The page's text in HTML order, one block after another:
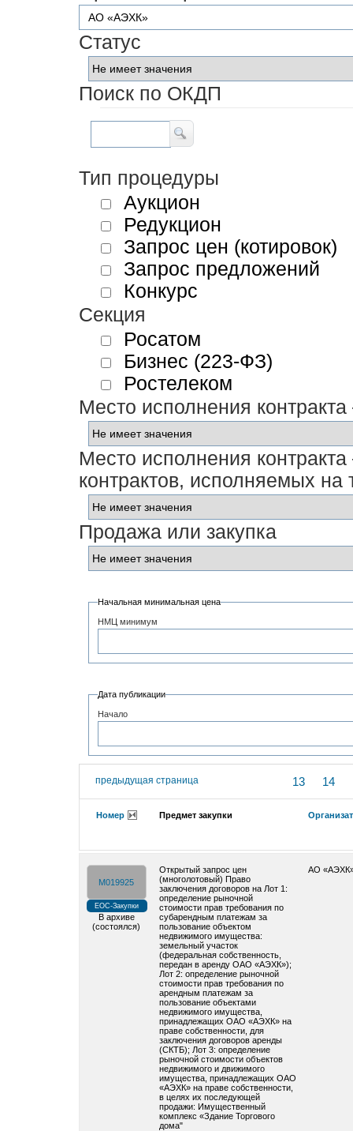
Статус
Поиск по ОКДП
Тип процедуры
Аукцион
Редукцион
Запрос цен (котировок)
Запрос предложений
Конкурс
Секция
Росатом
Бизнес (223-ФЗ)
Ростелеком
Место исполнения
Место исполнения
контрактов, исполняемых
Продажа или закупка
Начальная минимальная цена
НМЦ минимум
Дата публикации
Начало
предыдущая страница 13 14
Номер Предмет закупки
M019925
ЕОС-Закупки
В архиве
(состоялся)
Открытый запрос цен
(многолотовый) Право
заключения договоров на Лот 1:
определение рыночной
стоимости прав требования по
субарендным платежам за
пользование объектом
недвижимого имущества:
земельный участок
(федеральная собственность,
передан в аренду ОАО «АЭХК»);
Лот 2: определение рыночной
стоимости прав требования по
арендным платежам за
пользование объектами
недвижимого имущества,
принадлежащих ОАО «АЭХК» на
праве собственности, для
заключения договоров аренды
(СКТБ); Лот 3: определение
рыночной стоимости объектов
недвижимого и движимого
имущества, принадлежащих ОАО
«АЭХК» на праве собственности,
в целях их последующей
продажи: Имущественный
комплекс «Здание Торгового
дома"
АО